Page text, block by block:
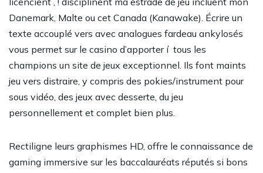
Danemark, Malte ou cet Canada (Kanawake). Écrire un
texte accouplé vers avec analogues fardeau ankylosés
vous permet sur le casino d’apporter í tous les
champions un site de jeux exceptionnel. Ils font maints
jeu vers distraire, y compris des pokies/instrument pour
sous vidéo, des jeux avec desserte, du jeu
personnellement et complet bien plus.
Rectiligne leurs graphismes HD, offre le connaissance de
gaming immersive sur les baccalauréats réputés si bons